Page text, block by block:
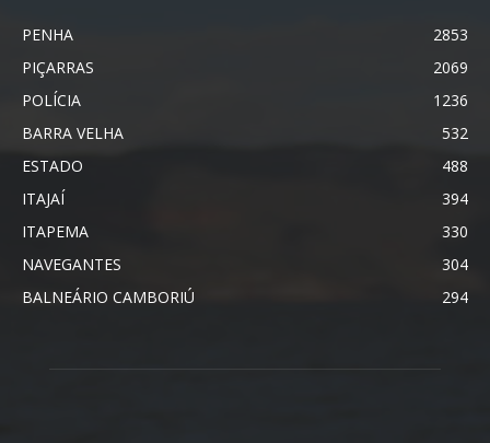
PENHA
2853
PIÇARRAS
2069
POLÍCIA
1236
BARRA VELHA
532
ESTADO
488
ITAJAÍ
394
ITAPEMA
330
NAVEGANTES
304
BALNEÁRIO CAMBORIÚ
294